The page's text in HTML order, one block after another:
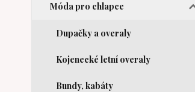
Móda pro chlapce
Dupačky a overaly
Kojenecké letní overaly
Bundy, kabáty